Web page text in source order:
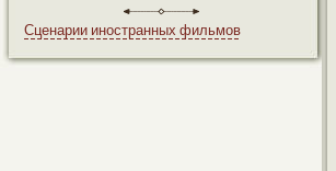
Сценарии иностранных фильмов